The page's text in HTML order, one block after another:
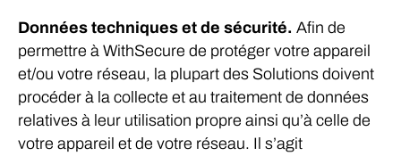
Données techniques et de sécurité. Afin de
permettre à WithSecure de protéger votre appareil
et/ou votre réseau, la plupart des Solutions doivent
procéder à la collecte et au traitement de données
relatives à leur utilisation propre ainsi qu’à celle de
votre appareil et de votre réseau. Il s’agit